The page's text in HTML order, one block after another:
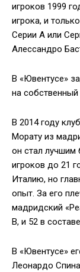
игроков 1999
игрока, и
Серии А или
Алессандро
В «Ювентусе»
на
В 2014 году
Морату из
он стал
игроков до 21
Италию, но
опыт. За его
мадридский
В, и 52 в
В «Ювентусе»
Леонардо